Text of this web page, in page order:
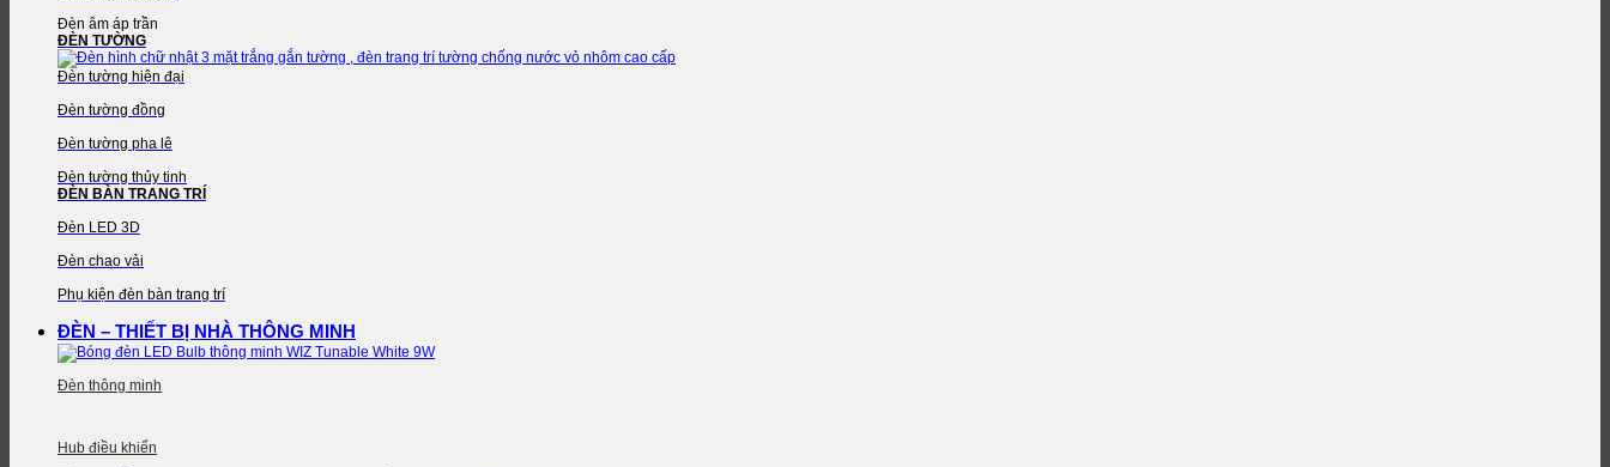
Đèn âm áp trần
ĐÈN TƯỜNG
Đèn tường hiện đại
Đèn tường đồng
Đèn tường pha lê
Đèn tường thủy tinh
ĐÈN BÀN TRANG TRÍ
Đèn LED 3D
Đèn chao vải
Phụ kiện đèn bàn trang trí
ĐÈN – THIẾT BỊ NHÀ THÔNG MINH
Đèn thông minh
Hub điều khiển